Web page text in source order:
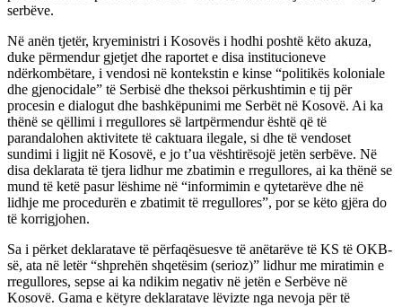
serbëve.
Në anën tjetër, kryeministri i Kosovës i hodhi poshtë këto akuza,
duke përmendur gjetjet dhe raportet e disa institucioneve
ndërkombëtare, i vendosi në kontekstin e kinse “politikës koloniale
dhe gjenocidale” të Serbisë dhe theksoi përkushtimin e tij për
procesin e dialogut dhe bashkëpunimi me Serbët në Kosovë. Ai ka
thënë se qëllimi i rregullores së lartpërmendur është që të
parandalohen aktivitete të caktuara ilegale, si dhe të vendoset
sundimi i ligjit në Kosovë, e jo t’ua vështirësojë jetën serbëve. Në
disa deklarata të tjera lidhur me zbatimin e rregullores, ai ka thënë se
mund të ketë pasur lëshime në “informimin e qytetarëve dhe në
lidhje me procedurën e zbatimit të rregullores”, por se këto gjëra do
të korrigjohen.
Sa i përket deklaratave të përfaqësuesve të anëtarëve të KS të OKB-
së, ata në letër “shprehën shqetësim (serioz)” lidhur me miratimin e
rregullores, sepse ai ka ndikim negativ në jetën e Serbëve në
Kosovë. Gama e këtyre deklaratave lëvizte nga nevoja për të